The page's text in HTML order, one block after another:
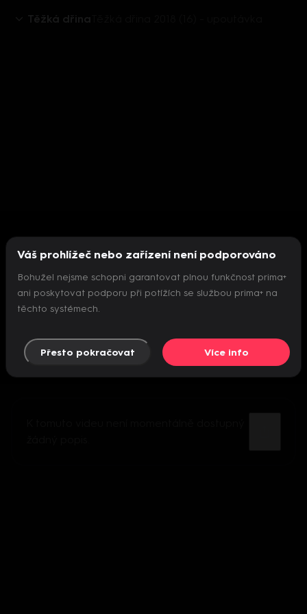
Těžká dřina
Nepodařilo se inicializovat přehrávač
Váš prohlížeč nebo zařízení není podporováno
Bohužel nejsme schopni garantovat plnou funkčnost prima+
ani poskytovat podporu při potížích se službou prima+ na
těchto systémech.
Přesto pokračovat Více info